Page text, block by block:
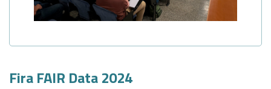
Fira FAIR Data 2024